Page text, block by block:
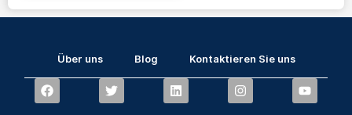
Über uns Blog Kontaktieren Sie uns